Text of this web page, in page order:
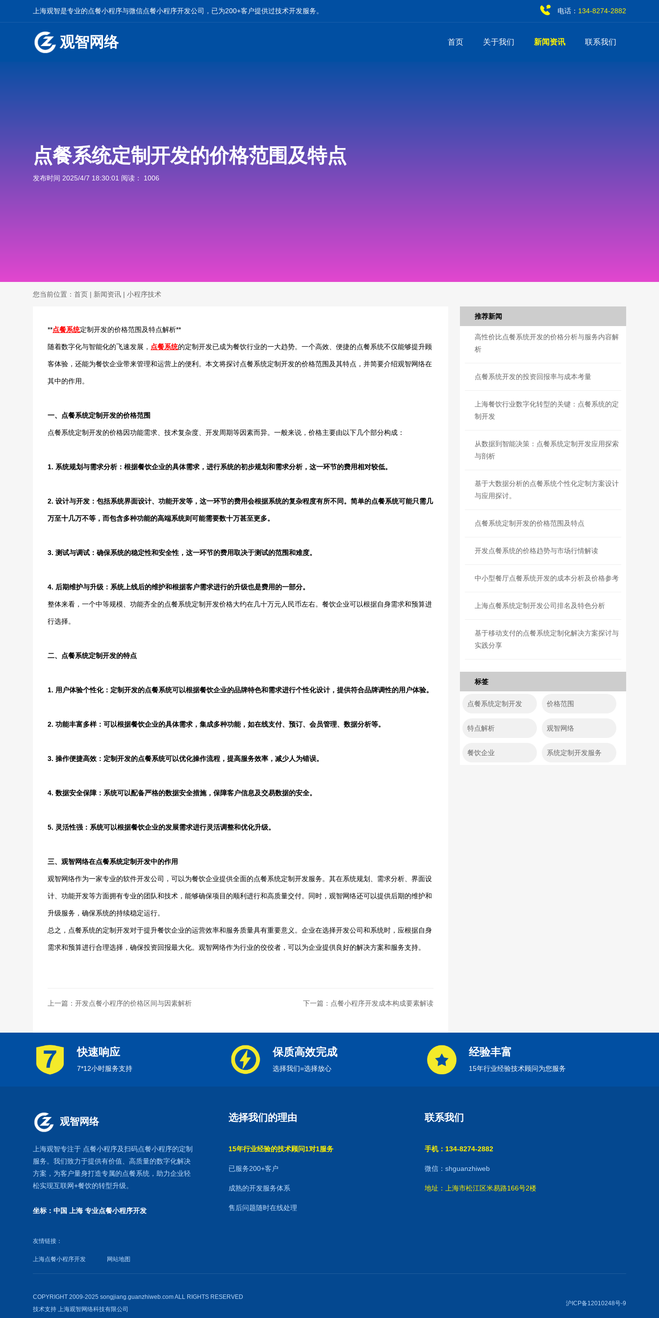
上海观智是专业的点餐小程序与微信点餐小程序开发公司，已为200+客户提供过技术开发服务。 134-8274-2882
电话：
观智网络 首页 关于我们 新闻资讯 联系我们
点餐系统定制开发的价格范围及特点
发布时间 2025/4/7 18:30:01 阅读： 1006
您当前位置：首页 | 新闻资讯 | 小程序技术
**点餐系统定制开发的价格范围及特点解析**
随着数字化与智能化的飞速发展， 点餐系统的定制开发已成为餐饮行业的一大趋势。一个高效、便捷的点餐系统不仅能够提升顾
客体验，还能为餐饮企业带来管理和运营上的便利。本文将探讨点餐系统定制开发的价格范围及其特点，并简要介绍观智网络在
其中的作用。
一、点餐系统定制开发的价格范围
点餐系统定制开发的价格因功能需求、技术复杂度、开发周期等因素而异。一般来说，价格主要由以下几个部分构成：
1. 系统规划与需求分析：根据餐饮企业的具体需求，进行系统的初步规划和需求分析，这一环节的费用相对较低。
2. 设计与开发：包括系统界面设计、功能开发等，这一环节的费用会根据系统的复杂程度有所不同。简单的点餐系统可能只需几
万至十几万不等，而包含多种功能的高端系统则可能需要数十万甚至更多。
3. 测试与调试：确保系统的稳定性和安全性，这一环节的费用取决于测试的范围和难度。
4. 后期维护与升级：系统上线后的维护和根据客户需求进行的升级也是费用的一部分。
整体来看，一个中等规模、功能齐全的点餐系统定制开发价格大约在几十万元人民币左右。餐饮企业可以根据自身需求和预算进
行选择。
二、点餐系统定制开发的特点
1. 用户体验个性化：定制开发的点餐系统可以根据餐饮企业的品牌特色和需求进行个性化设计，提供符合品牌调性的用户体验。
2. 功能丰富多样：可以根据餐饮企业的具体需求，集成多种功能，如在线支付、预订、会员管理、数据分析等。
3. 操作便捷高效：定制开发的点餐系统可以优化操作流程，提高服务效率，减少人为错误。
4. 数据安全保障：系统可以配备严格的数据安全措施，保障客户信息及交易数据的安全。
5. 灵活性强：系统可以根据餐饮企业的发展需求进行灵活调整和优化升级。
三、观智网络在点餐系统定制开发中的作用
观智网络作为一家专业的软件开发公司，可以为餐饮企业提供全面的点餐系统定制开发服务。其在系统规划、需求分析、界面设
计、功能开发等方面拥有专业的团队和技术，能够确保项目的顺利进行和高质量交付。同时，观智网络还可以提供后期的维护和
升级服务，确保系统的持续稳定运行。
总之，点餐系统的定制开发对于提升餐饮企业的运营效率和服务质量具有重要意义。企业在选择开发公司和系统时，应根据自身
需求和预算进行合理选择，确保投资回报最大化。观智网络作为行业的佼佼者，可以为企业提供良好的解决方案和服务支持。
上一篇：开发点餐小程序的价格区间与因素解析 下一篇：点餐小程序开发成本构成要素解读
推荐新闻
高性价比点餐系统开发的价格分析与服务内容解
析
点餐系统开发的投资回报率与成本考量
上海餐饮行业数字化转型的关键：点餐系统的定
制开发
从数据到智能决策：点餐系统定制开发应用探索
与剖析
基于大数据分析的点餐系统个性化定制方案设计
与应用探讨。
点餐系统定制开发的价格范围及特点
开发点餐系统的价格趋势与市场行情解读
中小型餐厅点餐系统开发的成本分析及价格参考
上海点餐系统定制开发公司排名及特色分析
基于移动支付的点餐系统定制化解决方案探讨与
实践分享
标签
点餐系统定制开发 价格范围
特点解析 观智网络
餐饮企业 系统定制开发服务
快速响应
7*12小时服务支持
保质高效完成
选择我们=选择放心
经验丰富
15年行业经验技术顾问为您服务
观智网络
上海观智专注于 点餐小程序及扫码点餐小程序的定制
服务。我们致力于提供有价值、高质量的数字化解决
方案，为客户量身打造专属的点餐系统 ，助力企业轻
松实现互联网+餐饮的转型升级。
坐标：中国 上海专业点餐小程序开发
选择我们的理由
15年行业经验的技术顾问1对1服务
已服务200+客户
成熟的开发服务体系
售后问题随时在线处理
联系我们
手机：134-8274-2882
微信：shguanzhiweb
地址：上海市松江区米易路166号2楼
友情链接：
上海点餐小程序开发 网站地图
COPYRIGHT 2009-2025 songjiang.guanzhiweb.com ALL RIGHTS RESERVED
技术支持上海观智网络科技有限公司
沪ICP备12010248号-9